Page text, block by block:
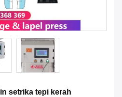
setrika tepi kerah